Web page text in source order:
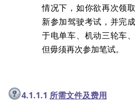
情况下，如你欲再次领
新参加驾驶考试，并完
于电单车、机动三轮车
但毋须再次参加笔试。
4.1.1.1 所需文件及费用